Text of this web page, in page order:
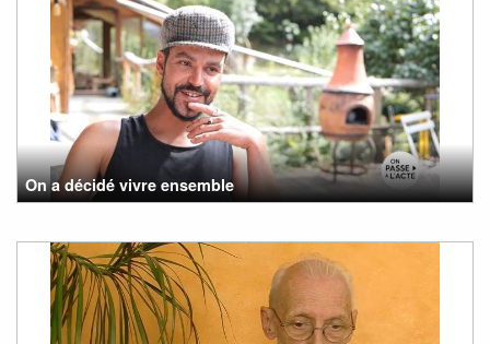
On a décidé vivre ensemble